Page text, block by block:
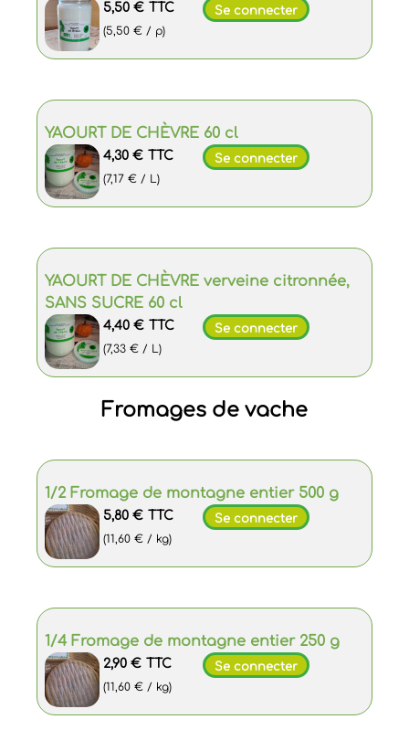
5,50 € TTC
(5,50 € / p)
Se connecter
YAOURT DE CHÈVRE 60 cl
4,30 € TTC
(7,17 € / L)
Se connecter
YAOURT DE CHÈVRE verveine citronnée,
SANS SUCRE 60 cl
4,40 € TTC
(7,33 € / L)
Se connecter
Fromages de vache
1/2 Fromage de montagne entier 500 g
5,80 € TTC
(11,60 € / kg)
Se connecter
1/4 Fromage de montagne entier 250 g
2,90 € TTC
(11,60 € / kg)
Se connecter